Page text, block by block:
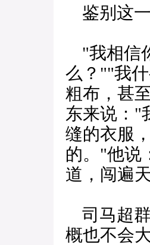
鉴别这
"我相信
么？""我
粗布，甚
东来说："
缝的衣服
的。"他说
道，闯遍天
司马超
概也不会